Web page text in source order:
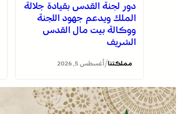
دور لجنة القدس بقيادة جلالة
الملك ويدعم جهود اللجنة
ووكالة بيت مال القدس
الشريف
مملكتنا/ أغسطس 5, 2026